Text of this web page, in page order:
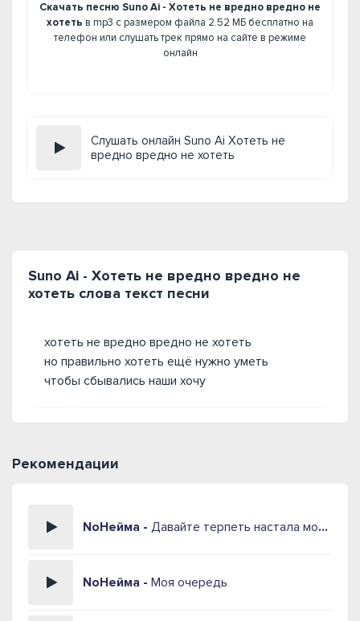
Скачать песню Suno Ai - Хотеть не вредно вредно не
хотеть в mp3 с размером файла 2.52 МБ бесплатно на
телефон или слушать трек прямо на сайте в режиме
онлайн
Слушать онлайн Suno Ai Хотеть не
вредно вредно не хотеть
Suno Ai - Хотеть не вредно вредно не
хотеть слова текст песни
хотеть не вредно вредно не хотеть
но правильно хотеть ещё нужно уметь
чтобы сбывались наши хочу
Рекомендации
NoНейма - Давайте терпеть настала моя очередь
NoНейма - Моя очередь